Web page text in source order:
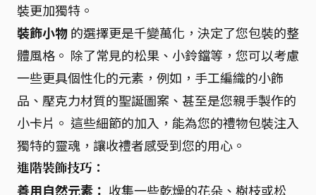
裝更加獨特。
裝飾小物的選擇更是千變萬化，決定了您包裝的整
體風格。 除了常見的松果、小鈴鐺等，您可以考慮
一些更具個性化的元素，例如，手工編織的小飾
品、壓克力材質的聖誕圖案、甚至是您親手製作的
小卡片。 這些細節的加入，能為您的禮物包裝注入
獨特的靈魂，讓收禮者感受到您的用心。
進階裝飾技巧：
善用自然元素： 收集一些乾燥的花朵、樹枝或松